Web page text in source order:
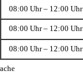
08:00 Uhr – 12:00 Uhr
08:00 Uhr – 12:00 Uhr
08:00 Uhr – 12:00 Uhr